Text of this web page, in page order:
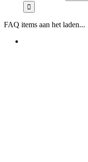
FAQ items aan het laden...